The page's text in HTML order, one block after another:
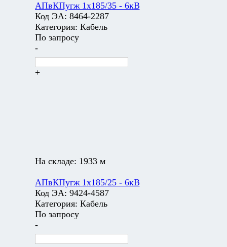
АПвКПугж 1х185/35 - 6кВ
Код ЭА: 8464-2287
Категория: Кабель
По запросу
-
+
На складе: 1933 м
АПвКПугж 1х185/25 - 6кВ
Код ЭА: 9424-4587
Категория: Кабель
По запросу
-